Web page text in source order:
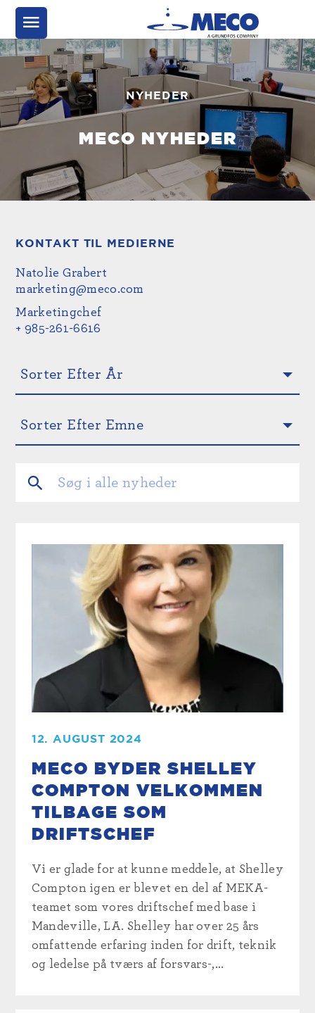
NYHEDER
MECO NYHEDER
KONTAKT TIL MEDIERNE
Natolie Grabert
marketing@meco.com
Marketingchef
+ 985-261-6616
12. AUGUST 2024
MECO BYDER SHELLEY
COMPTON VELKOMMEN
TILBAGE SOM
DRIFTSCHEF
Vi er glade for at kunne meddele, at Shelley
Compton igen er blevet en del af MEKA-
teamet som vores driftschef med base i
Mandeville, LA. Shelley har over 25 års
omfattende erfaring inden for drift, teknik
og ledelse på tværs af forsvars-,...